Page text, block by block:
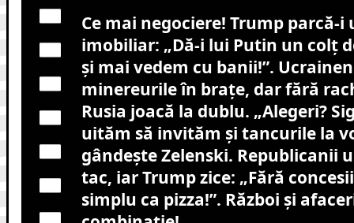
Ce mai negociere! Trump parcă-i
imobiliar: „Dă-i lui Putin un colț
și mai vedem cu banii!”.
minereurile în brațe, dar fără
Rusia joacă la dublu. „Alegeri?
uităm să invităm și tancurile la
gândește Zelenski. Republicanii
tac, iar Trump zice: „Fără
simplu ca pizza!”. Război și